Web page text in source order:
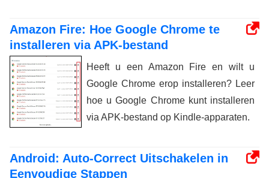
Amazon Fire: Hoe Google Chrome te
installeren via APK-bestand
Heeft u een Amazon Fire en wilt u
Google Chrome erop installeren? Leer
hoe u Google Chrome kunt installeren
via APK-bestand op Kindle-apparaten.
Android: Auto-Correct Uitschakelen in
Eenvoudige Stappen